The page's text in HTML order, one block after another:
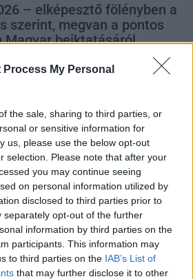
Process My Personal
the sale, sharing to third parties, or
or sensitive information for
us, please use the below opt-out
selection. Please note that after your
you may continue seeing
on personal information utilized by
disclosed to third parties prior to
separately opt-out of the further
information by third parties on the
participants. This information may
to third parties on the IAB’s List of
that may further disclose it to other
– elképesztő fölényben a
szerint, megvan a pontos
Magyar beiktatásáról
programot, Magyar
Péter már délután
miniszterelnökké
válhat. Két héttel a
választások után is
beleláthattunk a
viszont ahhoz képest is a
ot is alig haladja meg, miközben a
szárnyal. A polgárok döntő
elé állíttatná Orbánt.